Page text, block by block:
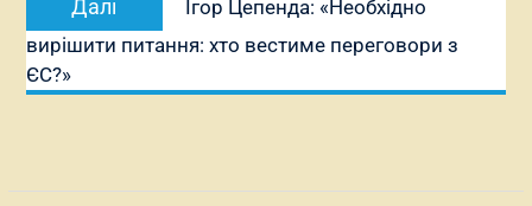
Далі
запис:
Ігор Цепенда: «Необхідно
вирішити питання: хто вестиме переговори з
ЄС?»